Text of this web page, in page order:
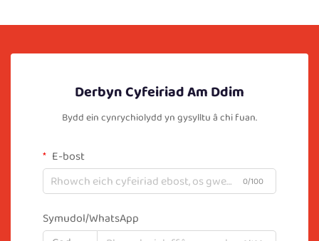
Derbyn Cyfeiriad Am Ddim
Bydd ein cynrychiolydd yn gysylltu â chi fuan.
E-bost
0/100
Symudol/WhatsApp